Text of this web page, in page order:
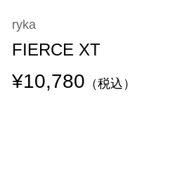
ryka
FIERCE XT
¥10,780 （税込）